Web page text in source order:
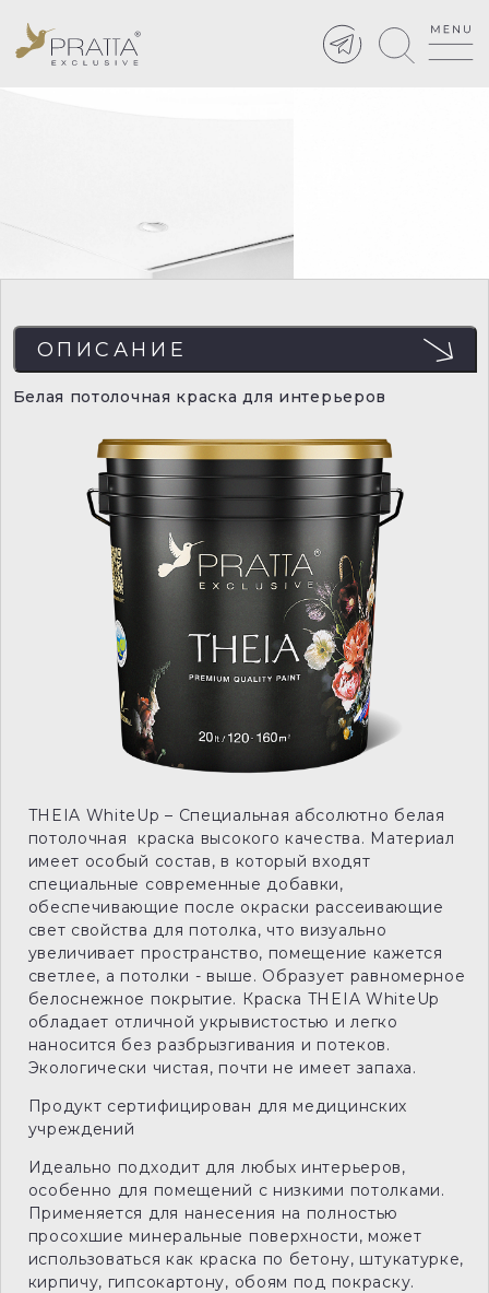
ОПИСАНИЕ
Белая потолочная краска для интерьеров
THEIA WhiteUp – Специальная абсолютно белая
потолочная краска высокого качества. Материал
имеет особый состав, в который входят
специальные современные добавки,
обеспечивающие после окраски рассеивающие
свет свойства для потолка, что визуально
увеличивает пространство, помещение кажется
светлее, а потолки - выше. Образует равномерное
белоснежное покрытие. Краска THEIA WhiteUp
обладает отличной укрывистостью и легко
наносится без разбрызгивания и потеков.
Экологически чистая, почти не имеет запаха.
Продукт сертифицирован для медицинских
учреждений
Идеально подходит для любых интерьеров,
особенно для помещений с низкими потолками.
Применяется для нанесения на полностью
просохшие минеральные поверхности, может
использоваться как краска по бетону, штукатурке,
кирпичу, гипсокартону, обоям под покраску.